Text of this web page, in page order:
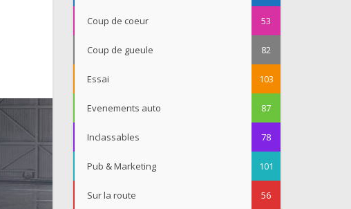
Coup de coeur 53
Coup de gueule 82
Essai 103
Evenements auto 87
Inclassables 78
Pub & Marketing 101
Sur la route 56